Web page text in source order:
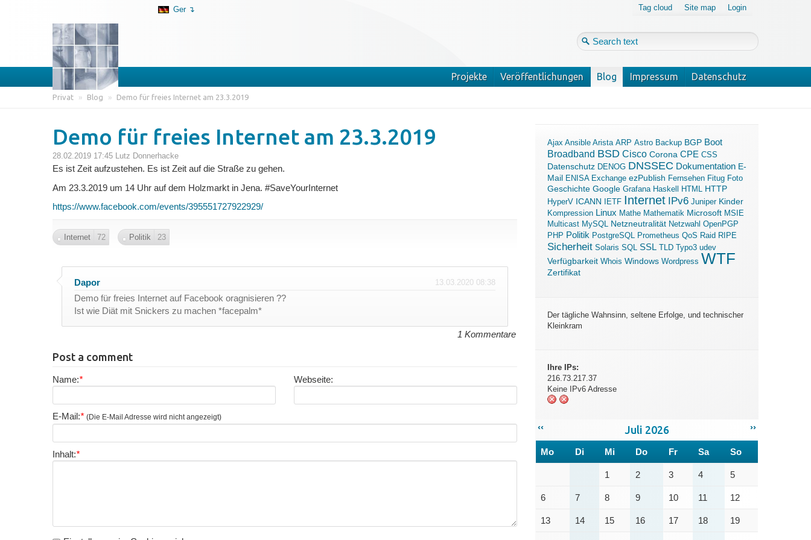
Ger ↴ Tag cloud Site map Login
Forgot your password? Login
Projekte Veröffentlichungen Blog Impressum Datenschutz
Privat » Blog » Demo für freies Internet am 23.3.2019
Demo für freies Internet am 23.3.2019
28.02.2019 17:45 Lutz Donnerhacke
Es ist Zeit aufzustehen. Es ist Zeit auf die Straße zu gehen.
Am 23.3.2019 um 14 Uhr auf dem Holzmarkt in Jena. #SaveYourInternet
https://www.facebook.com/events/395551727922929/
Internet 72 Politik 23
Dapor 13.03.2020 08:38
Demo für freies Internet auf Facebook oragnisieren ??
Ist wie Diät mit Snickers zu machen *facepalm*
1 Kommentare
Post a comment
Name:* Webseite:
E-Mail:* (Die E-Mail Adresse wird nicht angezeigt)
Inhalt:*
Ajax Ansible Arista ARP Astro Backup BGP Boot
Broadband BSD Cisco Corona CPE CSS
Datenschutz DENOG DNSSEC Dokumentation E-
Mail ENISA Exchange ezPublish Fernsehen Fitug Foto
Geschichte Google Grafana Haskell HTML HTTP
HyperV ICANN IETF Internet IPv6 Juniper Kinder
Kompression Linux Mathe Mathematik Microsoft MSIE
Multicast MySQL Netzneutralität Netzwahl OpenPGP
PHP Politik PostgreSQL Prometheus QoS Raid RIPE
Sicherheit Solaris SQL SSL TLD Typo3 udev
Verfügbarkeit Whois Windows Wordpress WTF
Zertifikat
Der tägliche Wahnsinn, seltene Erfolge, und technischer
Kleinkram
Ihre IPs:
216.73.217.37
Keine IPv6 Adresse
‹‹ ››
Juli 2026
Mo Di Mi Do Fr Sa So
1 2 3 4 5
6 7 8 9 10 11 12
13 14 15 16 17 18 19